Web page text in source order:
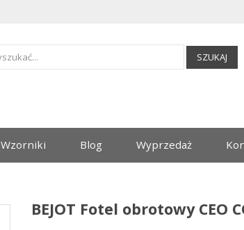
SZUKAJ
Wzorniki Blog Wyprzedaż
BEJOT Fotel obrotowy CEO